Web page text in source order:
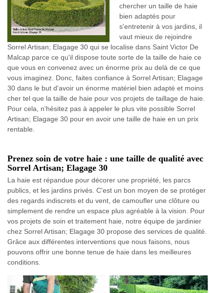
chercher un taille de haie
bien adaptés pour
s'entretenir à vos jardins, il
vaut mieux de rejoindre
Sorrel Artisan; Elagage 30 qui se localise dans Saint Victor De
Malcap parce ce qu'il dispose toute sorte de la taille de haie ce
que vous en convenez avec un énorme prix au delà de ce que
vous imaginez. Donc, faites confiance à Sorrel Artisan; Elagage
30 dans le but d'avoir un énorme matériel bien adapté et moins
cher tel que la taille de haie pour vos projets de taillage de haie.
Pour cela, n'hésitez pas à appeler le plus vite possible Sorrel
Artisan; Elagage 30 pour en avoir une taille de haie en un prix
rentable.
Prenez soin de votre haie : une taille de qualité avec
Sorrel Artisan; Elagage 30
La haie est répandue pour décorer une propriété, les parcs
publics, et les jardins privés. C'est un bon moyen de se protéger
des regards indiscrets et du vent, de camoufler une clôture ou
simplement de rendre un espace plus agréable à la vision. Pour
vos projets de soin et traitement haie, notre équipe de jardinier
chez Sorrel Artisan; Elagage 30 propose des services de qualité.
Grâce aux différentes interventions que nous faisons, nous
pouvons offrir une bonne tenue de haie dans les meilleures
conditions.